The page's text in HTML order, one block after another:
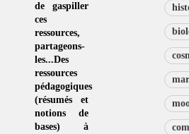
de gaspiller
ces
ressources,
partageons-
les...Des
ressources
pédagogiques
(résumés et
notions de
bases) à